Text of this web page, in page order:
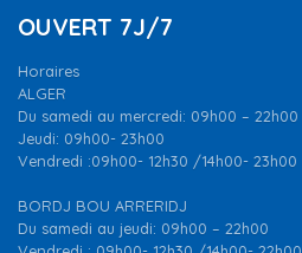
OUVERT 7J/7
Horaires
ALGER
Du samedi au mercredi: 09h00 – 22h00
Jeudi: 09h00- 23h00
Vendredi :09h00- 12h30 /14h00- 23h00
BORDJ BOU ARRERIDJ
Du samedi au jeudi: 09h00 – 22h00